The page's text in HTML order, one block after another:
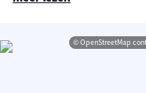
© OpenStreetMap